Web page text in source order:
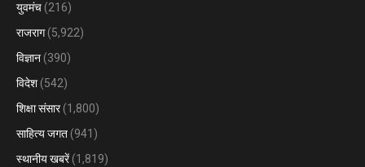
युवमंच (216)
राजराग(5,922)
विज्ञान (390)
विदेश (542)
शिक्षा संसार(1,800)
साहित्य जगत (941)
स्थानीय खबरें(1,819)